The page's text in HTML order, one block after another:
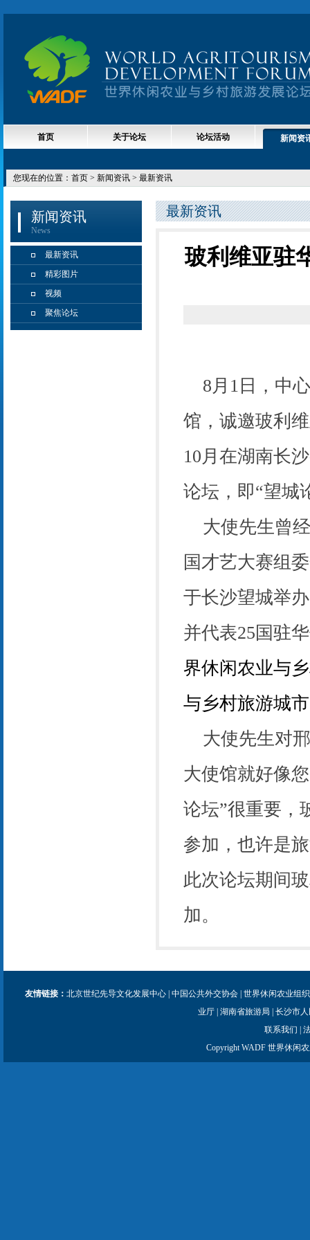
首页 关于论坛 论坛活动 新闻资
您现在的位置： 首页 > 新闻资讯 > 最新资讯
新闻资讯
News
最新资讯
精彩图片
视频
聚焦论坛
最新资讯
玻利维亚驻
8月 1 日，中
馆，诚邀玻利
10月在湖南长
论坛，即“望城
大使先生曾
国才艺大赛组
于长沙望城举
并代表25国驻
界休闲农业与
与乡村旅游城
大使先生对
大使馆就好像
论坛”很重要，
参加，也许是
此次论坛期间
加。
友情链接： 北京世纪先导文化发展中心 中国公共外交协会 世界休闲农业组织
业厅| 湖南省旅游局
长沙市
联系我们
Copyright WADF 世界休闲